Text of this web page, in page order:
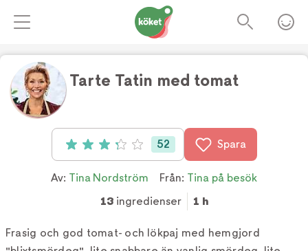
Tarte Tatin med tomat
Betyg: 3.27 av 5 (52 röster)
52 Spara
Av: Tina Nordström Från: Tina på besök
13ingredienser 1 h
Frasig och god tomat- och lökpaj med hemgjord